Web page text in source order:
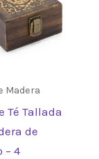
Madera
Té Tallada
de
– 4